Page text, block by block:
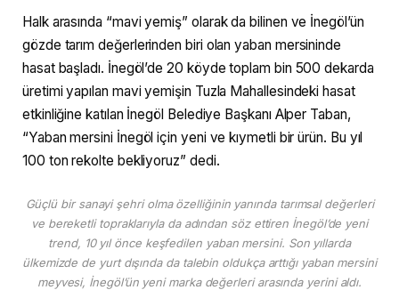
Halk arasında “mavi yemiş” olarak da bilinen ve İnegöl’ün
gözde tarım değerlerinden biri olan yaban mersininde
hasat başladı. İnegöl’de 20 köyde toplam bin 500 dekarda
üretimi yapılan mavi yemişin Tuzla Mahallesindeki hasat
etkinliğine katılan İnegöl Belediye Başkanı Alper Taban,
“Yaban mersini İnegöl için yeni ve kıymetli bir ürün. Bu yıl
100 ton rekolte bekliyoruz” dedi.
Güçlü bir sanayi şehri olma özelliğinin yanında tarımsal değerleri
ve bereketli topraklarıyla da adından söz ettiren İnegöl’de yeni
trend, 10 yıl önce keşfedilen yaban mersini. Son yıllarda
ülkemizde de yurt dışında da talebin oldukça arttığı yaban mersini
meyvesi, İnegöl’ün yeni marka değerleri arasında yerini aldı.